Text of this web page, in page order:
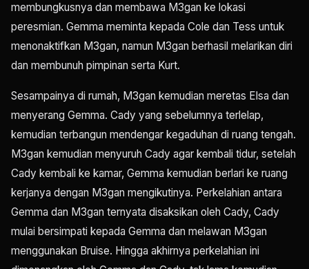
membungkusnya dan membawa M3gan ke lokasi
peresmian. Gemma meminta kepada Cole dan Tess untuk
menonaktifkan M3gan, namun M3gan berhasil melarikan diri
dan membunuh pimpinan serta Kurt.
Sesampainya di rumah, M3gan kemudian meretas Elsa dan
menyerang Gemma. Cady yang sebelumnya terlelap,
kemudian terbangun mendengar kegaduhan di ruang tengah.
M3gan kemudian menyuruh Cady agar kembali tidur, setelah
Cady kembali ke kamar, Gemma kemudian berlari ke ruang
kerjanya dengan M3gan mengikutinya. Perkelahian antara
Gemma dan M3gan ternyata disaksikan oleh Cady, Cady
mulai bersimpati kepada Gemma dan melawan M3gan
menggunakan Bruise. Hingga akhirnya perkelahian ini